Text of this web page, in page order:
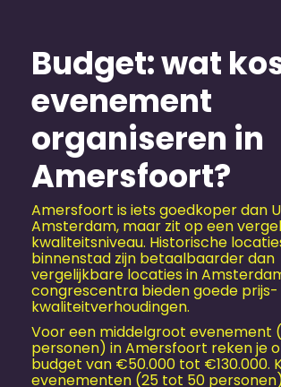
Budget: wat
evenement
organiseren in
Amersfoort?
Amersfoort is iets goedkoper dan
Amsterdam, maar zit op een
kwaliteitsniveau. Historische
binnenstad zijn betaalbaarder dan
vergelijkbare locaties in
congrescentra bieden goede prijs-
kwaliteitverhoudingen.
Voor een middelgroot evenement
personen) in Amersfoort reken je
budget van €50.000 tot €130.000.
evenementen (25 tot 50